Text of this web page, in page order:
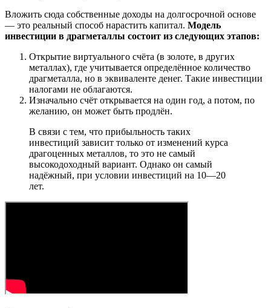
Вложить сюда собственные доходы на долгосрочной основе
— это реальный способ нарастить капитал. Модель
инвестиции в драгметаллы состоит из следующих этапов:
Открытие виртуального счёта (в золоте, в других
металлах), где учитывается определённое количество
драгметалла, но в эквиваленте денег. Такие инвестиции
налогами не облагаются.
Изначально счёт открывается на один год, а потом, по
желанию, он может быть продлён.
В связи с тем, что прибыльность таких
инвестиций зависит только от изменений курса
драгоценных металлов, то это не самый
высокодоходный вариант. Однако он самый
надёжный, при условии инвестиций на 10—20
лет.